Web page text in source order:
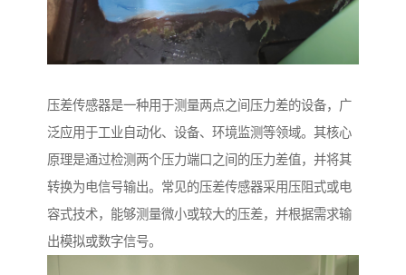
压差传感器是一种用于测量两点之间压力差的设备，广
泛应用于工业自动化、设备、环境监测等领域。其核心
原理是通过检测两个压力端口之间的压力差值，并将其
转换为电信号输出。常见的压差传感器采用压阻式或电
容式技术，能够测量微小或较大的压差，并根据需求输
出模拟或数字信号。